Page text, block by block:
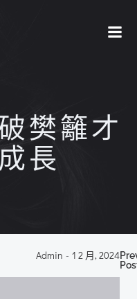
樊籬才
長
Admin - 1 2 月, 2024